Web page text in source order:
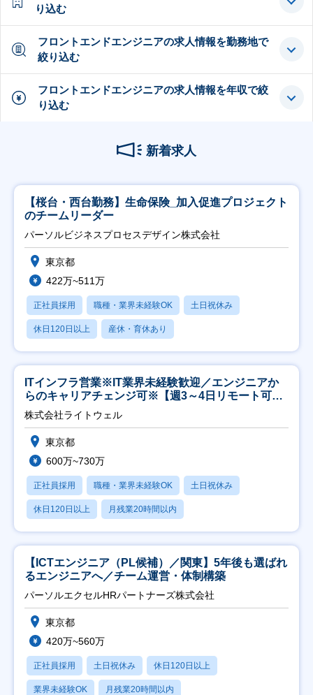
り込む
フロントエンドエンジニアの求人情報を勤務地で
絞り込む
フロントエンドエンジニアの求人情報を年収で絞
り込む
新着求人
【桜台・西台勤務】生命保険_加入促進プロジェクト
のチームリーダー
パーソルビジネスプロセスデザイン株式会社
東京都
422万~511万
正社員採用 職種・業界未経験OK 土日祝休み
休日120日以上 産休・育休あり
ITインフラ営業※IT業界未経験歓迎／エンジニアか
らのキャリアチェンジ可※【週3～4日リモート可
能】
株式会社ライトウェル
東京都
600万~730万
正社員採用 職種・業界未経験OK 土日祝休み
休日120日以上 月残業20時間以内
【ICTエンジニア（PL候補）／関東】5年後も選ばれ
るエンジニアへ／チーム運営・体制構築
パーソルエクセルHRパートナーズ株式会社
東京都
420万~560万
正社員採用 土日祝休み 休日120日以上
業界未経験OK 月残業20時間以内